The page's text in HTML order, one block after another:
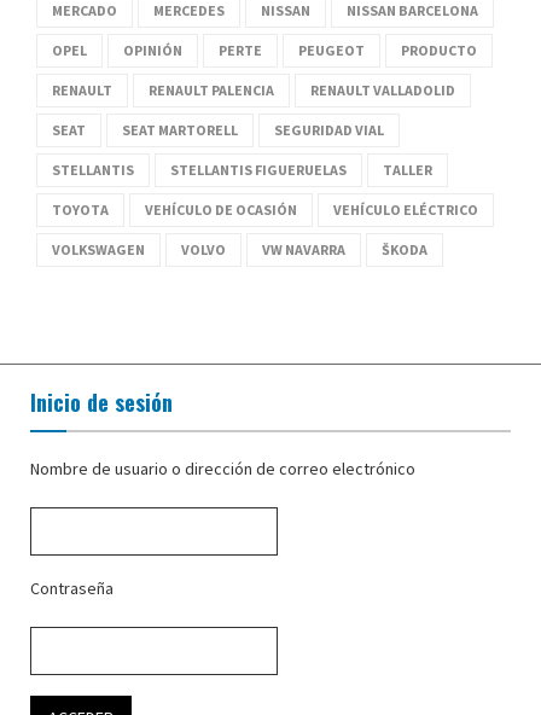
MERCADO MERCEDES NISSAN NISSAN BARCELONA
OPEL OPINIÓN PERTE PEUGEOT PRODUCTO
RENAULT RENAULT PALENCIA RENAULT VALLADOLID
SEAT SEAT MARTORELL SEGURIDAD VIAL
STELLANTIS STELLANTIS FIGUERUELAS TALLER
TOYOTA VEHÍCULO DE OCASIÓN VEHÍCULO ELÉCTRICO
VOLKSWAGEN VOLVO VW NAVARRA ŠKODA
Inicio de sesión
Nombre de usuario o dirección de correo electrónico
Contraseña